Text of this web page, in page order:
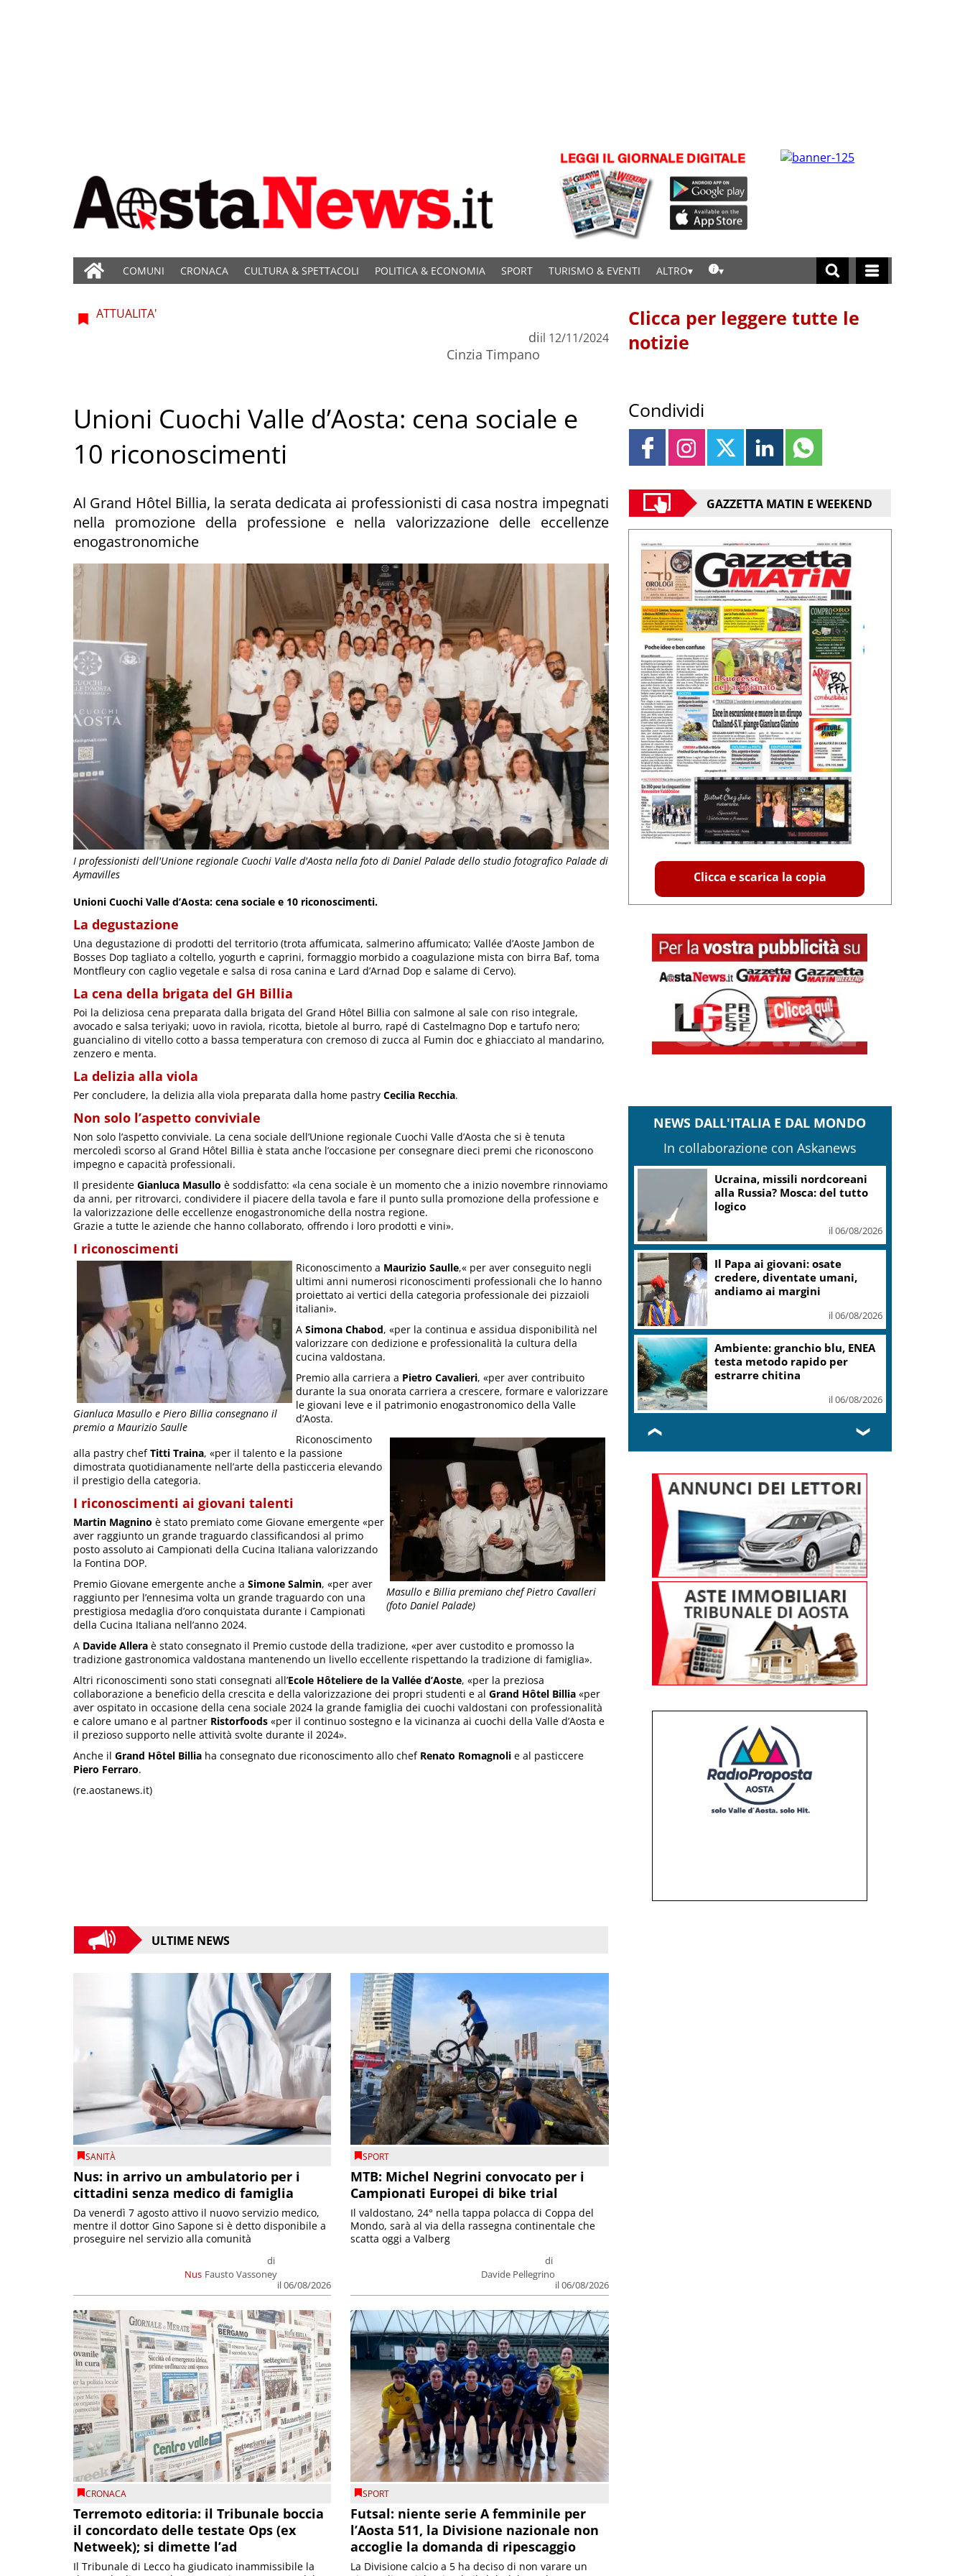
COMUNI CRONACA CULTURA & SPETTACOLI POLITICA & ECONOMIA SPORT TURISMO & EVENTI ALTRO
I professionisti dell'Unione regionale Cuochi Valle d'Aosta nella foto di Daniel Palade dello studio fotografico Palade di
Aymavilles
ATTUALITA'
di
Cinzia Timpano
il 12/11/2024
Unioni Cuochi Valle d’Aosta: cena sociale e
10 riconoscimenti
Al Grand Hôtel Billia, la serata dedicata ai professionisti di casa nostra impegnati
nella promozione della professione e nella valorizzazione delle eccellenze
enogastronomiche
Unioni Cuochi Valle d’Aosta: cena sociale e 10 riconoscimenti.
La degustazione
Una degustazione di prodotti del territorio (trota affumicata, salmerino affumicato; Vallée d’Aoste Jambon de
Bosses Dop tagliato a coltello, yogurth e caprini, formaggio morbido a coagulazione mista con birra Baf, toma
Montfleury con caglio vegetale e salsa di rosa canina e Lard d’Arnad Dop e salame di Cervo).
La cena della brigata del GH Billia
Poi la deliziosa cena preparata dalla brigata del Grand Hôtel Billia con salmone al sale con riso integrale,
avocado e salsa teriyaki; uovo in raviola, ricotta, bietole al burro, rapé di Castelmagno Dop e tartufo nero;
guancialino di vitello cotto a bassa temperatura con cremoso di zucca al Fumin doc e ghiacciato al mandarino,
zenzero e menta.
La delizia alla viola
Per concludere, la delizia alla viola preparata dalla home pastry Cecilia Recchia.
Non solo l’aspetto conviviale
Non solo l’aspetto conviviale. La cena sociale dell’Unione regionale Cuochi Valle d’Aosta che si è tenuta
mercoledì scorso al Grand Hôtel Billia è stata anche l’occasione per consegnare dieci premi che riconoscono
impegno e capacità professionali.
Il presidente Gianluca Masullo è soddisfatto: «la cena sociale è un momento che a inizio novembre rinnoviamo
da anni, per ritrovarci, condividere il piacere della tavola e fare il punto sulla promozione della professione e
la valorizzazione delle eccellenze enogastronomiche della nostra regione.
Grazie a tutte le aziende che hanno collaborato, offrendo i loro prodotti e vini».
I riconoscimenti
Gianluca Masullo e Piero Billia consegnano il
premio a Maurizio Saulle
Riconoscimento a Maurizio Saulle,« per aver conseguito negli
ultimi anni numerosi riconoscimenti professionali che lo hanno
proiettato ai vertici della categoria professionale dei pizzaioli
italiani».
A Simona Chabod, «per la continua e assidua disponibilità nel
valorizzare con dedizione e professionalità la cultura della
cucina valdostana.
Premio alla carriera a Pietro Cavalieri, «per aver contribuito
durante la sua onorata carriera a crescere, formare e valorizzare
le giovani leve e il patrimonio enogastronomico della Valle
d’Aosta.
Masullo e Billia premiano chef Pietro Cavalleri
(foto Daniel Palade)
Riconoscimento
alla pastry chefTitti Traina, «per il talento e la passione
dimostrata quotidianamente nell’arte della pasticceria elevando
il prestigio della categoria.
I riconoscimenti ai giovani talenti
Martin Magnino è stato premiato come Giovane emergente «per
aver raggiunto un grande traguardo classificandosi al primo
posto assoluto ai Campionati della Cucina Italiana valorizzando
la Fontina DOP.
Premio Giovane emergente anche a Simone Salmin, «per aver
raggiunto per l’ennesima volta un grande traguardo con una
prestigiosa medaglia d’oro conquistata durante i Campionati
della Cucina Italiana nell’anno 2024.
A Davide Allera è stato consegnato il Premio custode della tradizione, «per aver custodito e promosso la
tradizione gastronomica valdostana mantenendo un livello eccellente rispettando la tradizione di famiglia».
Altri riconoscimenti sono stati consegnati all’Ecole Hôteliere de la Vallée d’Aoste, «per la preziosa
collaborazione a beneficio della crescita e della valorizzazione dei propri studenti e al Grand Hôtel Billia «per
aver ospitato in occasione della cena sociale 2024 la grande famiglia dei cuochi valdostani con professionalità
e calore umano e al partner Ristorfoods «per il continuo sostegno e la vicinanza ai cuochi della Valle d’Aosta e
il prezioso supporto nelle attività svolte durante il 2024».
Anche il Grand Hôtel Billia ha consegnato due riconoscimento allo chef Renato Romagnoli e al pasticcere
Piero Ferraro.
(re.aostanews.it)
ULTIME NEWS
SANITÀ
Nus: in arrivo un ambulatorio per i
cittadini senza medico di famiglia
Nus
di
Fausto Vassoney
il 06/08/2026
Da venerdì 7 agosto attivo il nuovo servizio medico,
mentre il dottor Gino Sapone si è detto disponibile a
proseguire nel servizio alla comunità
SPORT
MTB: Michel Negrini convocato per i
Campionati Europei di bike trial
di
Davide Pellegrino
il 06/08/2026
Il valdostano, 24° nella tappa polacca di Coppa del
Mondo, sarà al via della rassegna continentale che
scatta oggi a Valberg
CRONACA
Terremoto editoria: il Tribunale boccia
il concordato delle testate Ops (ex
Netweek); si dimette l’ad
Il Tribunale di Lecco ha giudicato inammissibile la
SPORT
Futsal: niente serie A femminile per
l’Aosta 511, la Divisione nazionale non
accoglie la domanda di ripescaggio
La Divisione calcio a 5 ha deciso di non varare un
Clicca per leggere tutte le
notizie
Condividi
GAZZETTA MATIN E WEEKEND
Clicca e scarica la copia
NEWS DALL'ITALIA E DAL MONDO
In collaborazione con Askanews
Tartarughe marine: oltre 115
deposizioni seguite dal Wwf in
Sicilia
il 06/08/2026
Francesco Guccini, la voce
d’autore che raccontò l’Italia
Cnr: Nuovo modello di IA
stima il volume dei ghiacciai
del pianeta
il 06/08/2026
❮ ❯